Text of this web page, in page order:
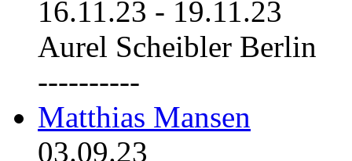
16.11.23 - 19.11.23
Aurel Scheibler Berlin
----------
Matthias Mansen
03.09.23